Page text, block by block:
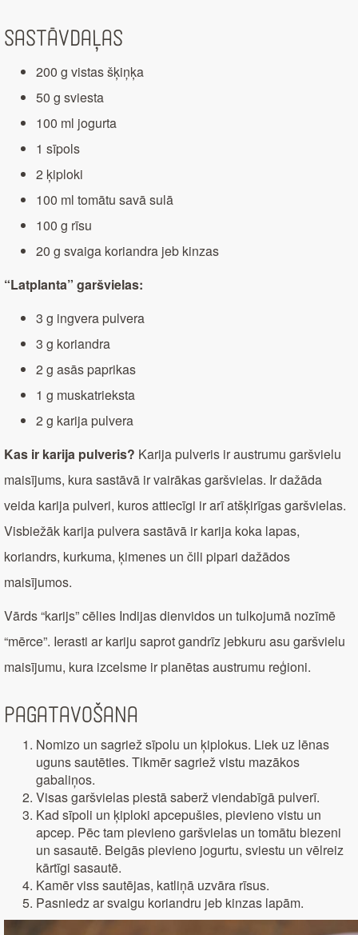
Sastāvdaļas
200 g vistas šķiņķa
50 g sviesta
100 ml jogurta
1 sīpols
2 ķiploki
100 ml tomātu savā sulā
100 g rīsu
20 g svaiga koriandra jeb kinzas
“Latplanta” garšvielas:
3 g ingvera pulvera
3 g koriandra
2 g asās paprikas
1 g muskatrieksta
2 g karija pulvera
Kas ir karija pulveris? Karija pulveris ir austrumu garšvielu
maisījums, kura sastāvā ir vairākas garšvielas. Ir dažāda
veida karija pulveri, kuros attiecīgi ir arī atšķirīgas garšvielas.
Visbiežāk karija pulvera sastāvā ir karija koka lapas,
koriandrs, kurkuma, ķimenes un čili pipari dažādos
maisījumos.
Vārds “karijs” cēlies Indijas dienvidos un tulkojumā nozīmē
“mērce”. Ierasti ar kariju saprot gandrīz jebkuru asu garšvielu
maisījumu, kura izcelsme ir planētas austrumu reģioni.
Pagatavošana
Nomizo un sagriež sīpolu un ķiplokus. Liek uz lēnas
uguns sautēties. Tikmēr sagriež vistu mazākos
gabaliņos.
Visas garšvielas piestā saberž viendabīgā pulverī.
Kad sīpoli un ķiploki apcepušies, pievieno vistu un
apcep. Pēc tam pievieno garšvielas un tomātu biezeni
un sasautē. Beigās pievieno jogurtu, sviestu un vēlreiz
kārtīgi sasautē.
Kamēr viss sautējas, katliņā uzvāra rīsus.
Pasniedz ar svaigu koriandru jeb kinzas lapām.